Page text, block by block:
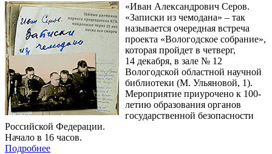
«Иван Александрович Серов.
«Записки из чемодана» – так
называется очередная встреча
проекта «Вологодское собрание»,
которая пройдет в четверг,
14 декабря, в зале № 12
Вологодской областной научной
библиотеки (М. Ульяновой, 1).
Мероприятие приурочено к 100-
летию образования органов
государственной безопасности
Российской Федерации.
Начало в 16 часов.
Подробнее